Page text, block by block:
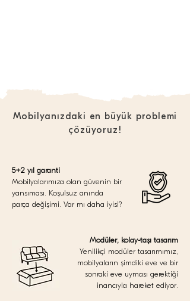
Mobilyanızdaki en büyük problemi
çözüyoruz!
5+2 yıl garanti
Mobilyalarımıza olan güvenin bir
yansıması. Koşulsuz anında
parça değişimi. Var mı daha iyisi?
Modüler, kolay-taşı tasarım
Yenilikçi modüler tasarımımız,
mobilyaların şimdiki eve ve bir
sonraki eve uyması gerektiği
inancıyla hareket ediyor.